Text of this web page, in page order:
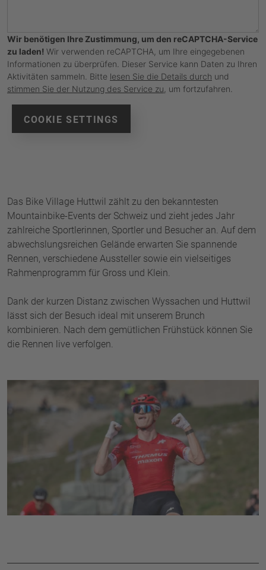
Wir benötigen Ihre Zustimmung, um den reCAPTCHA-Service
zu laden! Wir verwenden reCAPTCHA, um Ihre eingegebenen
Informationen zu überprüfen. Dieser Service kann Daten zu Ihren
Aktivitäten sammeln. Bitte lesen Sie die Details durch und
stimmen Sie der Nutzung des Service zu , um fortzufahren.
COOKIE SETTINGS
Das Bike Village Huttwil zählt zu den bekanntesten
Mountainbike-Events der Schweiz und zieht jedes Jahr
zahlreiche Sportlerinnen, Sportler und Besucher an. Auf dem
abwechslungsreichen Gelände erwarten Sie spannende
Rennen, verschiedene Aussteller sowie ein vielseitiges
Rahmenprogramm für Gross und Klein.
Dank der kurzen Distanz zwischen Wyssachen und Huttwil
lässt sich der Besuch ideal mit unserem Brunch
kombinieren. Nach dem gemütlichen Frühstück können Sie
die Rennen live verfolgen.
Weitere Infos zum Bike Village
MEHR ERFAHREN